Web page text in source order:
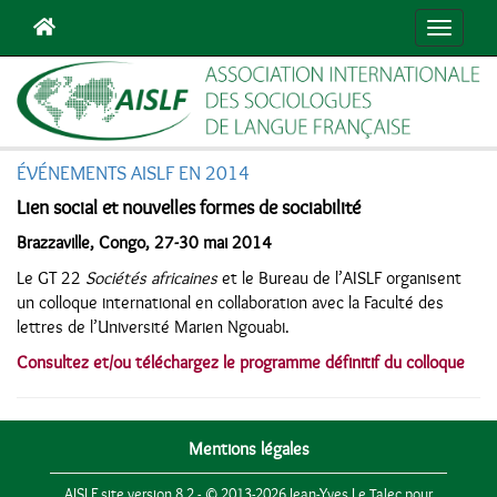
ÉVÉNEMENTS AISLF EN 2014
Lien social et nouvelles formes de sociabilité
Brazzaville, Congo, 27-30 mai 2014
Le GT 22 Sociétés africaineset le Bureau de l’AISLF organisent
un colloque international en collaboration avec la Faculté des
lettres de l’Université Marien Ngouabi.
Consultez et/ou téléchargez le programme définitif du colloque
Mentions légales